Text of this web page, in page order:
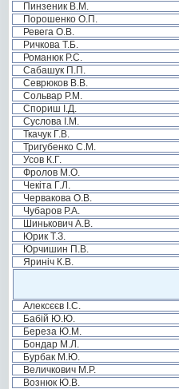
Пинзеник В.М.
Порошенко О.П.
Ревега О.В.
Ричкова Т.Б.
Романюк Р.С.
Сабашук П.П.
Севрюков В.В.
Сольвар Р.М.
Спориш І.Д.
Суслова І.М.
Ткачук Г.В.
Тригубенко С.М.
Усов К.Г.
Фролов М.О.
Чекіта Г.Л.
Червакова О.В.
Чубаров Р.А.
Шинькович А.В.
Юрик Т.З.
Юрчишин П.В.
Яриніч К.В.
Алексєєв І.С.
Бабій Ю.Ю.
Береза Ю.М.
Бондар М.Л.
Бурбак М.Ю.
Величкович М.Р.
Вознюк Ю.В.